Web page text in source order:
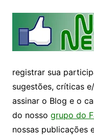
registrar sua
sugestões, críticas
assinar o Blog e o
do nosso grupo do
nossas publicações